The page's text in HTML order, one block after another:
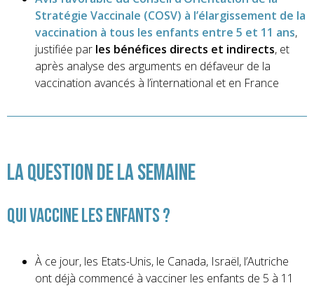
Stratégie Vaccinale (COSV) à l’élargissement de la
vaccination à tous les enfants entre 5 et 11 ans,
justifiée par les bénéfices directs et indirects, et
après analyse des arguments en défaveur de la
vaccination avancés à l’international et en France
La Question de la Semaine
Qui vaccine les enfants ?
À ce jour, les Etats-Unis, le Canada, Israël, l’Autriche
ont déjà commencé à vacciner les enfants de 5 à 11